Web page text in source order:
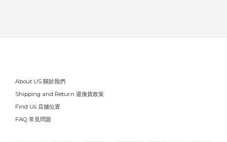
About US 關於我們
Shipping and Return 退換貨政策
Find Us 店舖位置
FAQ 常見問題